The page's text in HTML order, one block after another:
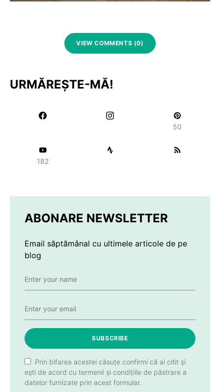
VIEW COMMENTS (0)
URMĂREȘTE-MĂ!
50
182
ABONARE NEWSLETTER
Email săptămânal cu ultimele articole de pe
blog
SUBSCRIBE
Prin bifarea acestei căsuțe confirmi că ai citit și
ești de acord cu termenii și condițiile de păstrare a
datelor furnizate prin acest formular.